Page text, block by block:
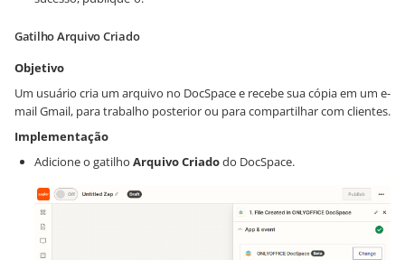
Gatilho Arquivo Criado
Objetivo
Um usuário cria um arquivo no DocSpace e recebe sua cópia em um e-
mail Gmail, para trabalho posterior ou para compartilhar com clientes.
Implementação
Adicione o gatilho Arquivo Criadodo DocSpace.